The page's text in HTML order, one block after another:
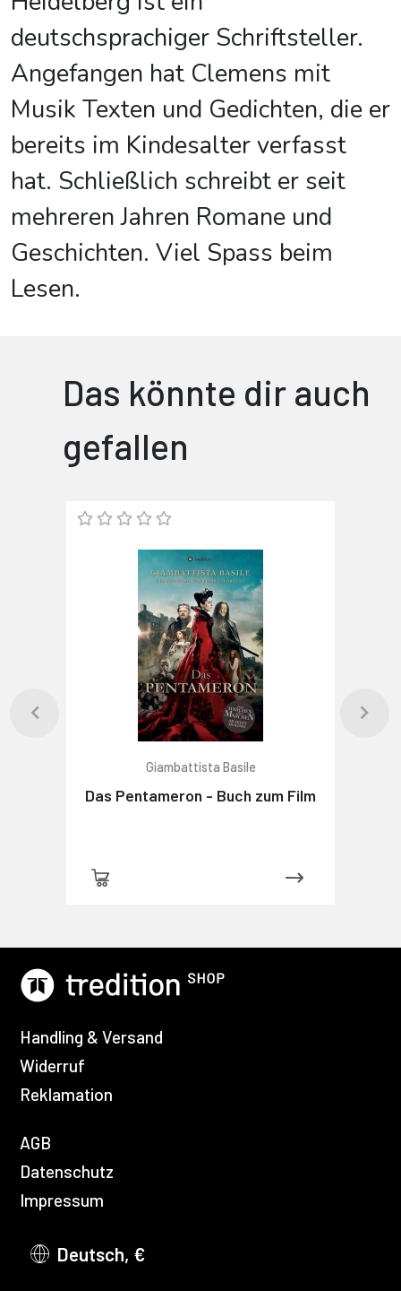
deutschsprachiger Schriftsteller.
Angefangen hat Clemens mit
Musik Texten und Gedichten, die er
bereits im Kindesalter verfasst
hat. Schließlich schreibt er seit
mehreren Jahren Romane und
Geschichten. Viel Spass beim
Lesen.
Das könnte dir auch
gefallen
Giambattista Basile
Das Pentameron - Buch zum Film
Handling & Versand
Widerruf
Reklamation
AGB
Datenschutz
Impressum
Deutsch, €